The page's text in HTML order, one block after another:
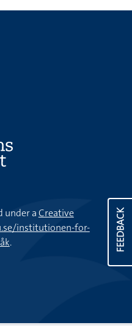
FEEDBACK
under aCreative
institutionen-for-
.